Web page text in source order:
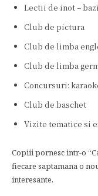
Lectii de inot –
Club de pictura
Club de limba
Club de limba
Concursuri:
Club de baschet
Vizite tematice si
Copiii pornesc intr-o
fiecare saptamana o
interesante.